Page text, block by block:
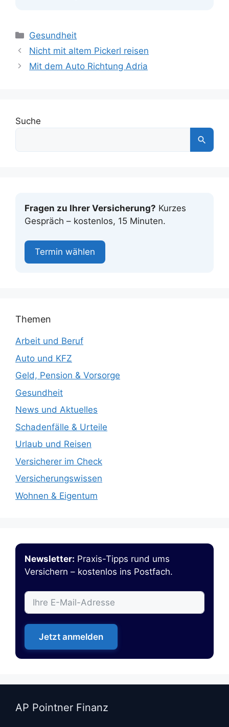
Kategorien
Gesundheit
Nicht mit altem Pickerl reisen
Mit dem Auto Richtung Adria
Suche
Fragen zu Ihrer Versicherung? Kurzes
Gespräch – kostenlos, 15 Minuten.
Termin wählen
Themen
Arbeit und Beruf
Auto und KFZ
Geld, Pension & Vorsorge
Gesundheit
News und Aktuelles
Schadenfälle & Urteile
Urlaub und Reisen
Versicherer im Check
Versicherungswissen
Wohnen & Eigentum
Newsletter: Praxis-Tipps rund ums
Versichern – kostenlos ins Postfach.
Jetzt anmelden
AP Pointner Finanz